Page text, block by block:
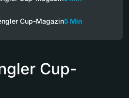
Cup-Magazin5 Min
Cup-